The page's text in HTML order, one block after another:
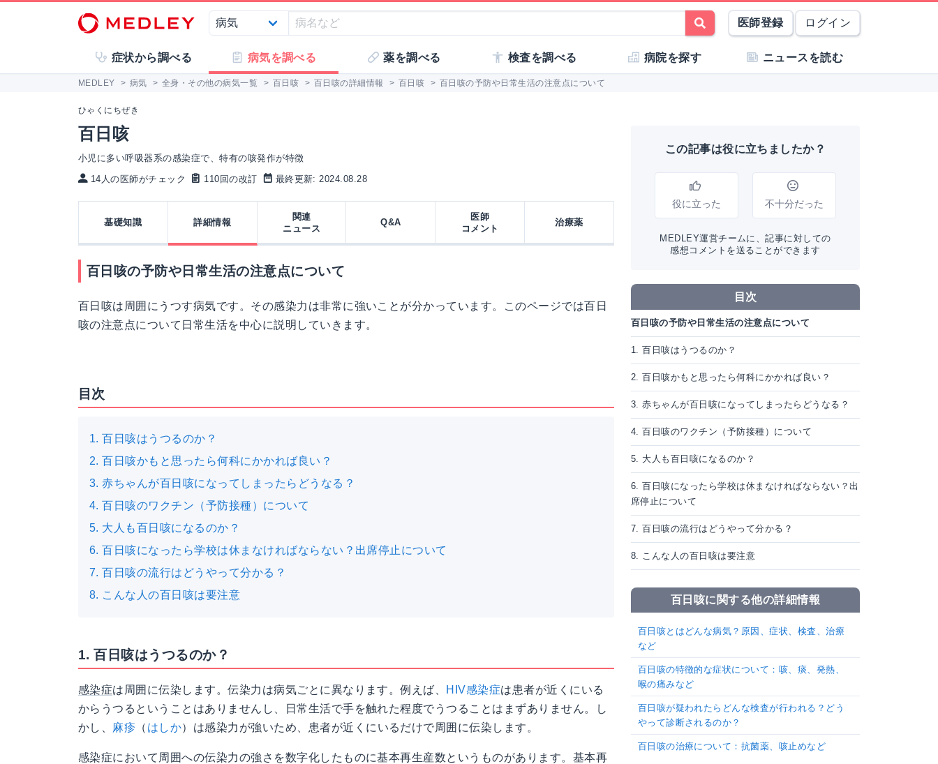
医師登録 ログイン
症状から調べる 病気を調べる 薬を調べる 検査を調べる 病院を探す ニュースを読む
MEDLEY > 病気 > 全身・その他の病気一覧 > 百日咳 > 百日咳の詳細情報 > 百日咳 > 百日咳の予防や日常生活の注意点について
ひゃくにちぜき
百日咳
小児に多い呼吸器系の感染症で、特有の咳発作が特徴
14人の医師がチェック
110回の改訂 最終更新: 2024.08.28
基礎知識 詳細情報
関連
ニュース
Q&A
医師
コメント
治療薬
百日咳の予防や日常生活の注意点について
百日咳は周囲にうつす病気です。その感染力は非常に強いことが分かっています。このページでは百日
咳の注意点について日常生活を中心に説明していきます。
目次
1. 百日咳はうつるのか？
2. 百日咳かもと思ったら何科にかかれば良い？
3. 赤ちゃんが百日咳になってしまったらどうなる？
4. 百日咳のワクチン（予防接種）について
5. 大人も百日咳になるのか？
6. 百日咳になったら学校は休まなければならない？出席停止について
7. 百日咳の流行はどうやって分かる？
8. こんな人の百日咳は要注意
1. 百日咳はうつるのか？
感染症は周囲に伝染します。伝染力は病気ごとに異なります。例えば、 HIV感染症は患者が近くにいる
からうつるということはありませんし、日常生活で手を触れた程度でうつることはまずありません。し
かし、 麻疹 （ はしか）は感染力が強いため、患者が近くにいるだけで周囲に伝染します。
感染症において周囲への伝染力の強さを数字化したものに基本再生産数というものがあります。基本再
この記事は役に立ちましたか？
役に立った 不十分だった
MEDLEY運営チームに、記事に対しての
感想コメントを送ることができます
目次
百日咳の予防や日常生活の注意点について
1. 百日咳はうつるのか？
2. 百日咳かもと思ったら何科にかかれば良い？
3. 赤ちゃんが百日咳になってしまったらどうなる？
4. 百日咳のワクチン（予防接種）について
5. 大人も百日咳になるのか？
6. 百日咳になったら学校は休まなければならない？出
席停止について
7. 百日咳の流行はどうやって分かる？
8. こんな人の百日咳は要注意
百日咳に関する他の詳細情報
百日咳とはどんな病気？原因、症状、検査、治療
など
百日咳の特徴的な症状について：咳、痰、発熱、
喉の痛みなど
百日咳が疑われたらどんな検査が行われる？どう
やって診断されるのか？
百日咳の治療について：抗菌薬、咳止めなど